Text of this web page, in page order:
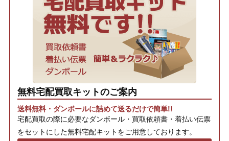
無料宅配買取キットのご案内
送料無料・ダンボールに詰めて送るだけで簡単!!
宅配買取の際に必要なダンボール・買取依頼書・着払い伝票
をセットにした無料宅配キットをご用意しております。